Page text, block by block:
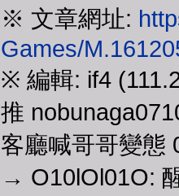
※ 文章網址:
Games/
※ 編輯: if4
推
客廳喊哥哥變態
→ O10lOl01O: